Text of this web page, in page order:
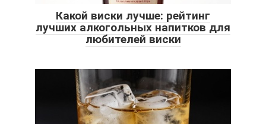
Какой виски лучше: рейтинг
лучших алкогольных напитков для
любителей виски